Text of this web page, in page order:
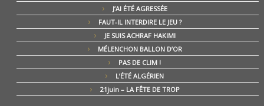
J’AI ÉTÉ AGRESSÉE
FAUT-IL INTERDIRE LE JEU ?
JE SUIS ACHRAF HAKIMI
MÉLENCHON BALLON D’OR
PAS DE CLIM !
L’ÉTÉ ALGÉRIEN
21juin – LA FÊTE DE TROP